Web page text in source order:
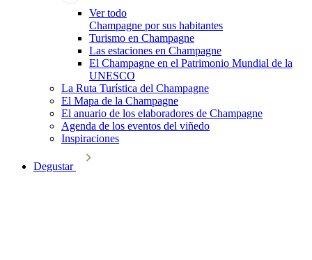
Ver todo
Champagne por sus habitantes
Turismo en Champagne
Las estaciones en Champagne
El Champagne en el Patrimonio Mundial de la
UNESCO
La Ruta Turística del Champagne
El Mapa de la Champagne
El anuario de los elaboradores de Champagne
Agenda de los eventos del viñedo
Inspiraciones
Degustar